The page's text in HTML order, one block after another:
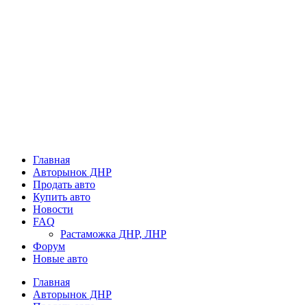
Главная
Авторынок ДНР
Продать авто
Купить авто
Новости
FAQ
Растаможка ДНР, ЛНР
Форум
Новые авто
Главная
Авторынок ДНР